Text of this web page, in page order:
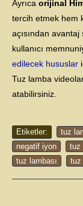
Ayrıca orijinal
tercih etmek hem
açısından
kullanıcı
edilecek hususlar
Tuz lamba
atabilirsiniz.
Etiketler: tuz
negatif iyon
tuz
tuz lambası
tuz